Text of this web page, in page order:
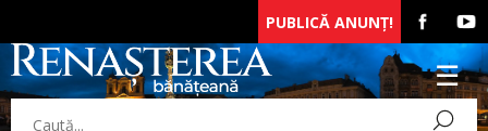
PUBLICĂ ANUNȚ!